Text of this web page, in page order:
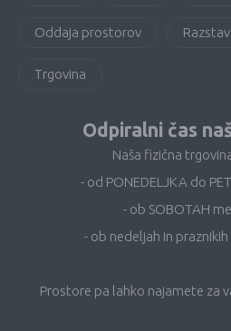
Oddaja prostorov
Trgovina
Odpiralni čas
Naša fizična
- od PONEDELJKA do
- ob SOBOTAH
- ob nedeljah in
Prostore pa lahko najamete za